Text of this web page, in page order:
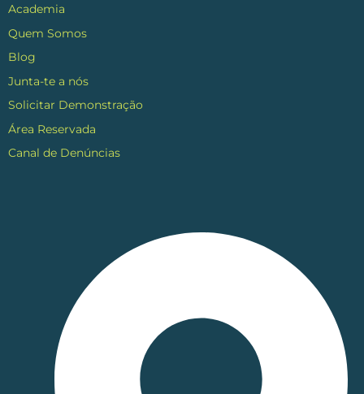
Academia
Quem Somos
Blog
Junta-te a nós
Solicitar Demonstração
Área Reservada
Canal de Denúncias